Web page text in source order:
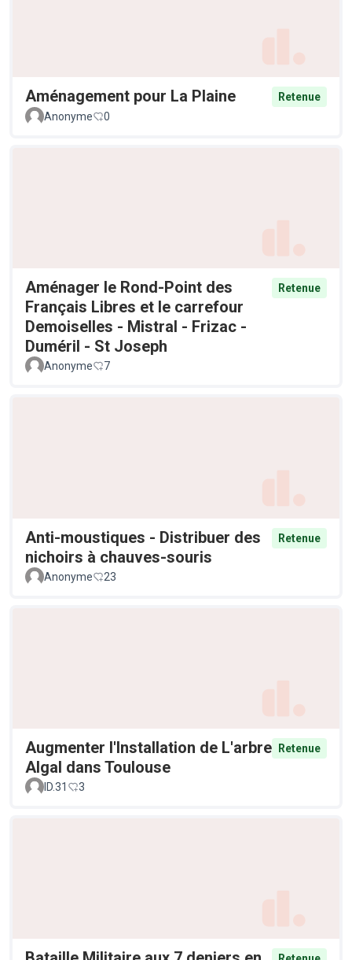
Aménagement pour La Plaine
Retenue
Anonyme
0
Aménager le Rond-Point des
Français Libres et le carrefour
Demoiselles - Mistral - Frizac -
Duméril - St Joseph
Retenue
Anonyme 7
Anti-moustiques - Distribuer des
nichoirs à chauves-souris
Retenue
Anonyme 23
Augmenter l'Installation de L'arbre
Algal dans Toulouse
Retenue
ID.31 3